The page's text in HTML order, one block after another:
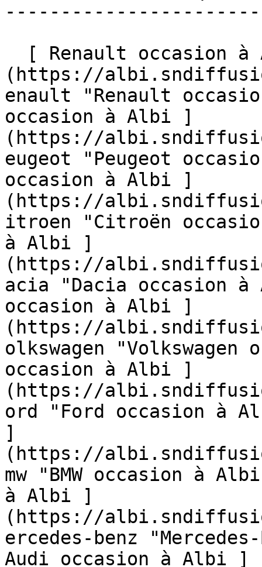
(https://
enault "Renault
occasion à Albi ]
(https://
eugeot "Peugeot
occasion à Albi ]
(https://
itroen "Citroën
à Albi ]
(https://
acia "Dacia occasion
occasion à Albi ]
(https://
olkswagen
occasion à Albi ]
(https://
ord "Ford occasion à
]
(https://
mw "BMW occasion à
à Albi ]
(https://
ercedes-benz
Audi occasion à Albi ]